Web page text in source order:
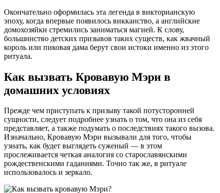
Окончательно оформилась эта легенда в викторианскую
эпоху, когда впервые появилось викканство, а английские
домохозяйки стремились заниматься магией. К слову,
большинство детских призывов таких существ, как жвачный
король или пиковая дама берут свои истоки именно из этого
ритуала.
Как вызвать Кровавую Мэри в
домашних условиях
Прежде чем приступать к призыву такой потусторонней
сущности, следует подробнее узнать о том, что она из себя
представляет, а также подумать о последствиях такого вызова.
Изначально, Кровавую Мэри вызывали для того, чтобы
узнать, как будет выглядеть суженый — в этом
прослеживается четкая аналогия со старославянскими
рождественскими гаданиями. Точно так же, в ритуале
использовалось и зеркало.